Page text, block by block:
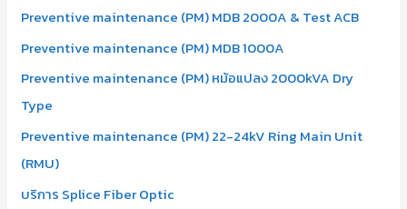
Preventive maintenance (PM) MDB 2000A & Test ACB
Preventive maintenance (PM) MDB 1000A
Preventive maintenance (PM) หม้อแปลง 2000kVA Dry
Type
Preventive maintenance (PM) 22-24kV Ring Main Unit
(RMU)
บริการ Splice Fiber Optic